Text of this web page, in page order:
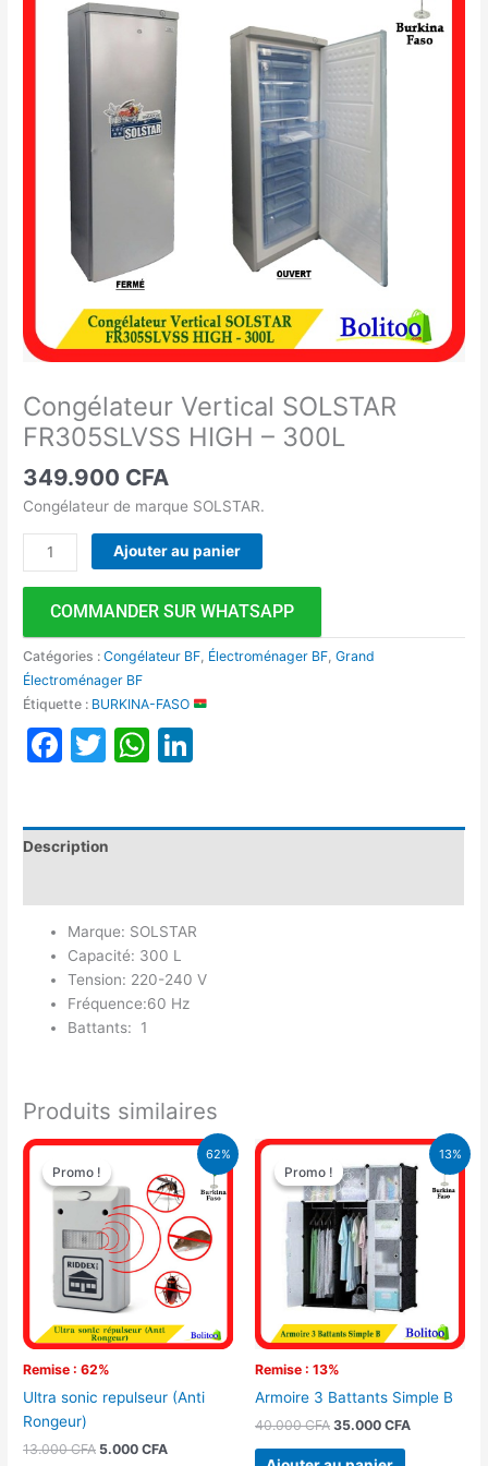
Congélateur Vertical SOLSTAR
FR305SLVSS HIGH – 300L
349.900 CFA
Congélateur de marque SOLSTAR.
Ajouter au panier
COMMANDER SUR WHATSAPP
Catégories :Congélateur BF Électroménager BF ,Grand
Électroménager BF
Étiquette : BURKINA-FASO
Facebook
TwitterWhatsApp
Description
Marque: SOLSTAR
Capacité: 300 L
Tension: 220-240 V
Fréquence:60 Hz
Battants: 1
Produits similaires
62%
Promo !
Remise : 62%
Promo !
Ultra sonic repulseur (Anti
Rongeur)
13.000CFA
Le
prix
initial
était :
13.000 CFA.
5.000CFA
Le
actuel
est :
5.000 CFA.
13%
Promo !
Remise : 13%
Promo !
Armoire 3 Battants Simple B
40.000CFA
Le
prix
initial
était :
40.000 CFA.
35.000 CFA
Le
prix
actuel
est :